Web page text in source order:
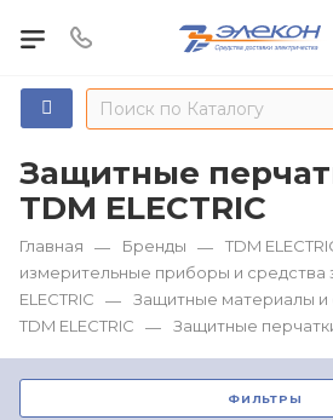
Защитные
TDM ЕLECTRIC
Главная — Бренды — TDM
измерительные приборы и средства
ЕLECTRIC
—
Защитные материалы
TDM ЕLECTRIC
— Защитные
ФИЛЬТРЫ